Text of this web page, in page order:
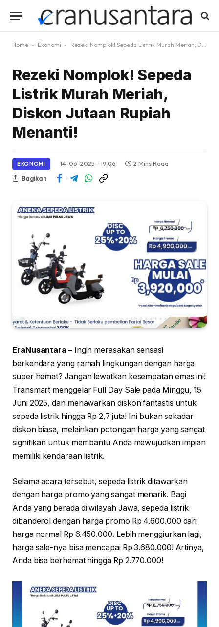
Home - Ekonomi - Rezeki Nomplok! Sepeda Listrik Murah Meriah, Diskon Jutaan Rupiah Menanti!
Rezeki Nomplok! Sepeda
Listrik Murah Meriah,
Diskon Jutaan Rupiah
Menanti!
EKONOMI 14-06-2025 - 19.06
2 Mins Read
Bagikan
EraNusantara –Ingin merasakan sensasi
berkendara yang ramah lingkungan dengan harga
super hemat? Jangan lewatkan kesempatan emas ini!
Transmart menggelar Full Day Sale pada Minggu, 15
Juni 2025, dan menawarkan diskon fantastis untuk
sepeda listrik hingga Rp 2,7 juta! Ini bukan sekadar
diskon biasa, melainkan potongan harga yang sangat
signifikan untuk membantu Anda mewujudkan impian
memiliki kendaraan listrik.
Selama acara tersebut, sepeda listrik ditawarkan
dengan harga promo yang sangat menarik. Bagi
Anda yang berada di wilayah Jawa, sepeda listrik
dibanderol dengan harga promo Rp 4.600.000 dari
harga normal Rp 6.450.000. Lebih menggiurkan lagi,
harga sale-nya bisa mencapai Rp 3.680.000! Artinya,
Anda bisa berhemat hingga Rp 2.770.000!